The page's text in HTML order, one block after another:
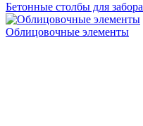
Бетонные столбы для забора
Облицовочные элементы